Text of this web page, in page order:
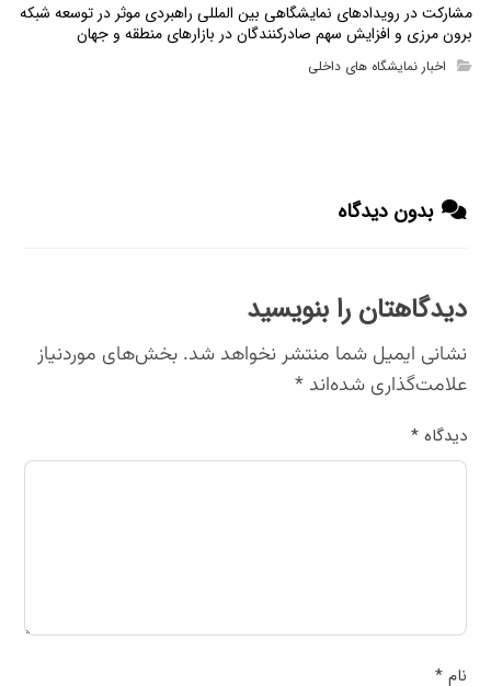
مشارکت در رویدادهای نمایشگاهی بین المللی راهبردی موثر در توسعه شبکه
برون مرزی و افزایش سهم صادرکنندگان در بازارهای منطقه و جهان
اخبار نمایشگاه های داخلی
بدون دیدگاه
دیدگاهتان را بنویسید
نشانی ایمیل شما منتشر نخواهد شد. بخش‌های موردنیاز
علامت‌گذاری شده‌اند*
دیدگاه*
نام*